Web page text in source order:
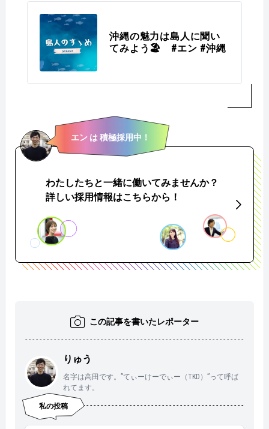
沖縄の魅力は島人に聞い
てみよう🏖️ #エン #沖縄
エン は 積極採用中！
わたしたちと一緒に働いてみませんか？
詳しい採用情報はこちらから！
この記事を書いたレポーター
りゅう
名字は高田です。”てぃーけーでぃー（TKD）”って呼ば
れてます。
私の投稿